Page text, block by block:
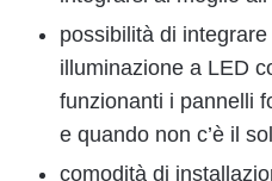
possibilità di
illuminazione a LED
funzionanti i pannelli
e quando non c’è il
comodità di